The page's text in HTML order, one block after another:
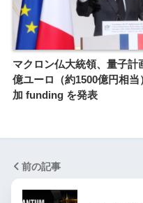
マクロン仏大統領、量子計
億ユーロ（約1500億円相当
加 funding を発表
前の記事